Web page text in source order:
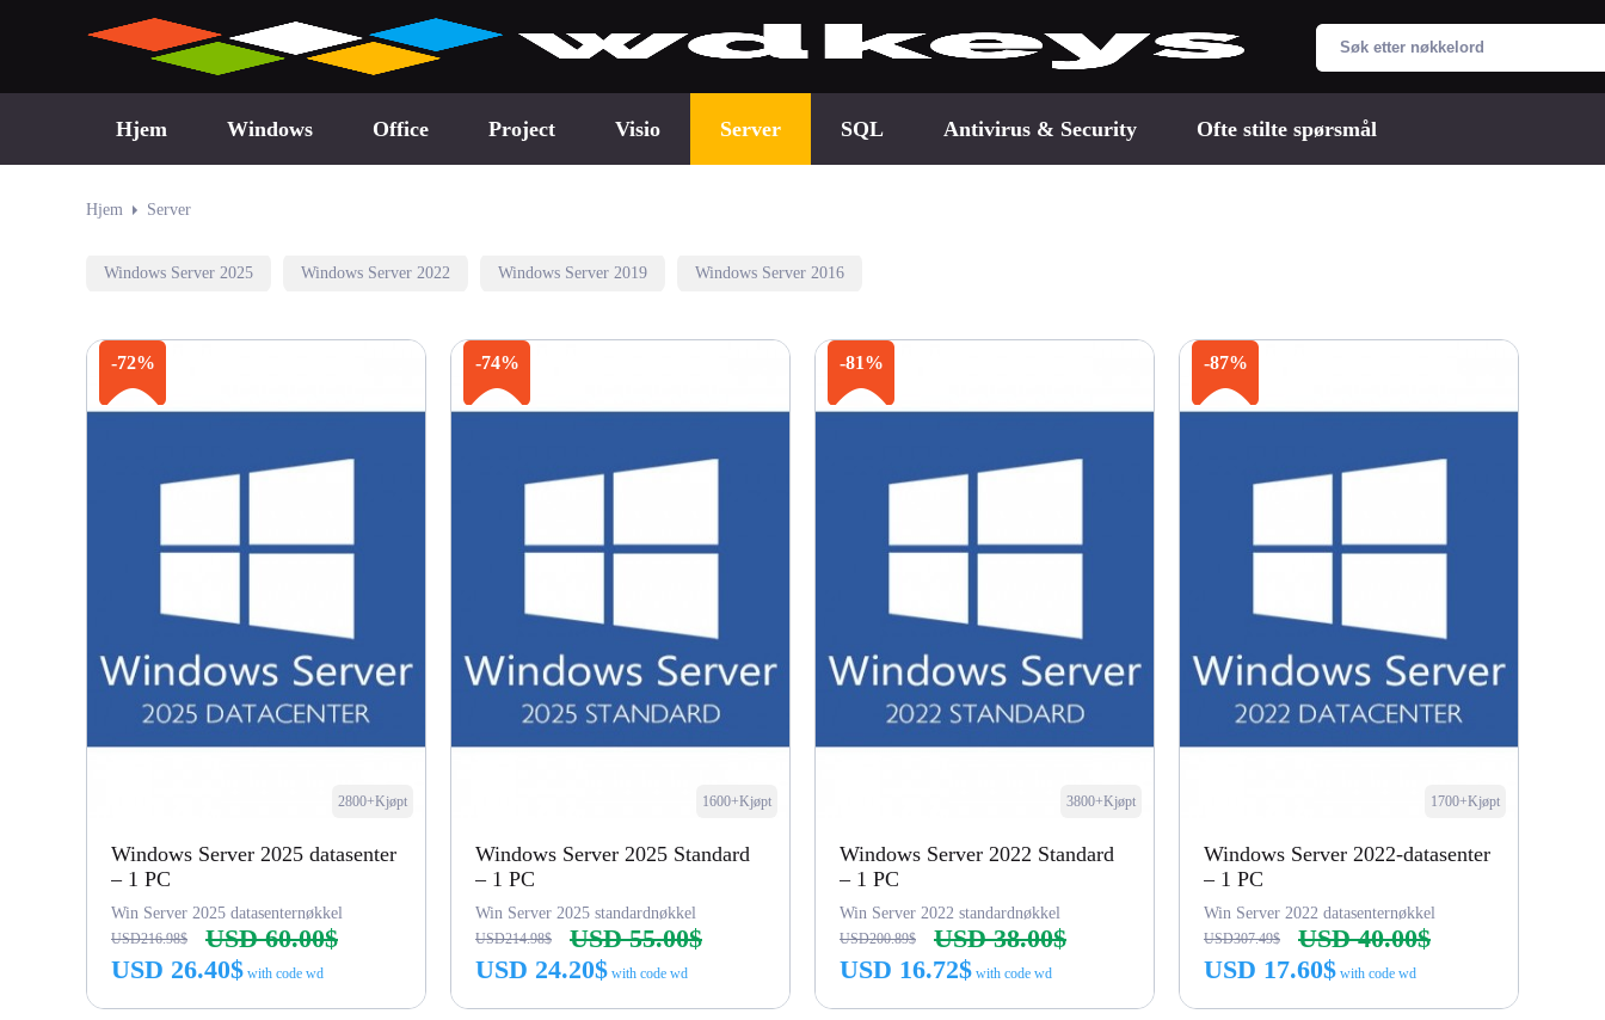
Hjem Windows Office Project Visio Server SQL Antivirus & Security Ofte stilte spørsmål
Hjem Server
Windows Server 2025 Windows Server 2022 Windows Server 2019 Windows Server 2016
-72%
2800+Kjøpt
Windows Server 2025 datasenter
– 1 PC
Win Server 2025 datasenternøkkel
USD216.98$
USD 60.00$
USD 26.40$ with code wd
-74%
1600+Kjøpt
Windows Server 2025 Standard
– 1 PC
Win Server 2025 standardnøkkel
USD214.98$
USD 55.00$
USD 24.20$ with code wd
-81%
3800+Kjøpt
Windows Server 2022 Standard
– 1 PC
Win Server 2022 standardnøkkel
USD200.89$
USD 38.00$
USD 16.72$ with code wd
-87%
1700+Kjøpt
Windows Server 2022-datasenter
– 1 PC
Win Server 2022 datasenternøkkel
USD307.49$
USD 40.00$
USD 17.60$ with code wd